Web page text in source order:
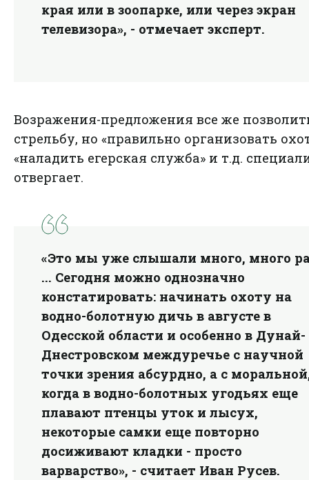
края или в зоопарке, или через экран
телевизора», - отмечает эксперт.
Возражения-предложения все же
стрельбу, но «правильно организовать
«наладить егерская служба» и т.д.
отвергает.
«Это мы уже слышали много, много
... Сегодня можно однозначно
констатировать: начинать охоту на
водно-болотную дичь в августе в
Одесской области и особенно в Дунай-
Днестровском междуречье с научной
точки зрения абсурдно, а с
когда в водно-болотных угодьях еще
плавают птенцы уток и лысух,
некоторые самки еще повторно
досиживают кладки - просто
варварство», - считает Иван Русев.